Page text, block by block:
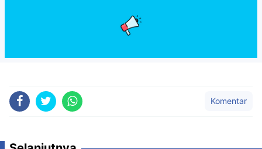
Komentar